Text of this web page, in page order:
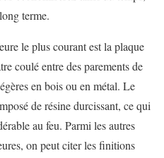
terme.
le plus courant est la plaque
coulé entre des parements de
en bois ou en métal. Le
de résine durcissant, ce qui
au feu. Parmi les autres
on peut citer les finitions